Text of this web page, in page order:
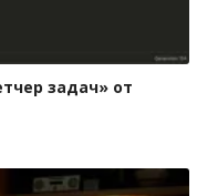
задач» от